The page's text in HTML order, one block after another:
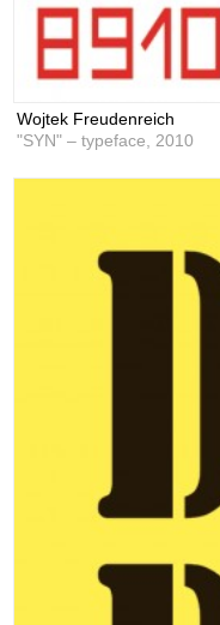
Wojtek Freudenreich
"SYN" – typeface,2010